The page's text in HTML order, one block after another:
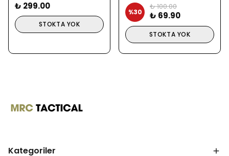
₺ 299.00
STOKTA YOK
%30
₺ 100.00
₺ 69.90
STOKTA YOK
Kategoriler